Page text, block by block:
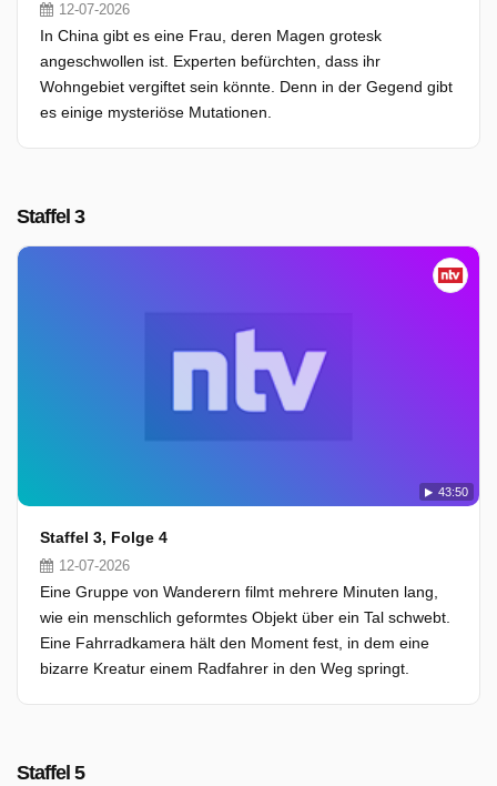
12-07-2026
In China gibt es eine Frau, deren Magen grotesk
angeschwollen ist. Experten befürchten, dass ihr
Wohngebiet vergiftet sein könnte. Denn in der Gegend gibt
es einige mysteriöse Mutationen.
Staffel 3
43:50
Staffel 3, Folge 4
12-07-2026
Eine Gruppe von Wanderern filmt mehrere Minuten lang,
wie ein menschlich geformtes Objekt über ein Tal schwebt.
Eine Fahrradkamera hält den Moment fest, in dem eine
bizarre Kreatur einem Radfahrer in den Weg springt.
Staffel 5